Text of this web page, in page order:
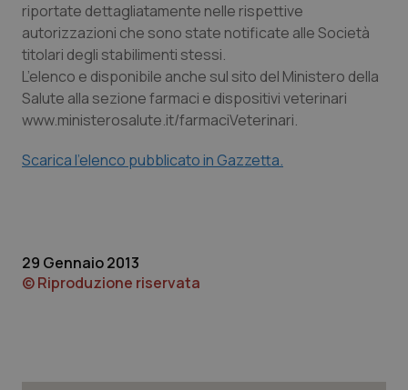
Friuli Venezia Giulia
Lazio
Liguria
Lombardia
Molise
Dermatite Atopica
Diabete & glucometri
Disturbi dell’umore
Dolore
Epatiti
riportate dettagliatamente nelle rispettive
autorizzazioni che sono state notificate alle Società
titolari degli stabilimenti stessi.
L’elenco e disponibile anche sul sito del Ministero della
Salute alla sezione farmaci e dispositivi veterinari
www.ministerosalute.it/farmaciVeterinari.
Scarica l’elenco pubblicato in Gazzetta.
29 Gennaio 2013
© Riproduzione riservata